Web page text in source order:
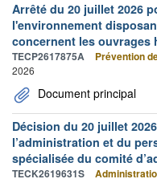
Arrêté du 20 juillet 2026
l'environnement
concernent les ouvrages
TECP2617875A Prévention
2026
Document principal
Décision du 20 juillet
l’administration et du
spécialisée du comité
TECK2619631S